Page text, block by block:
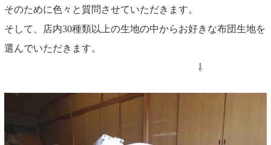
そのために色々と質問させていただきます。
そして、店内30種類以上の生地の中からお好きな布団生地を
選んでいただきます。
⇩